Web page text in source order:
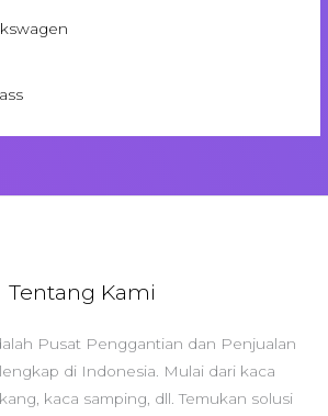
Tentang Kami
Pusat Penggantian dan Penjualan
di Indonesia. Mulai dari kaca
kaca samping, dll. Temukan solusi